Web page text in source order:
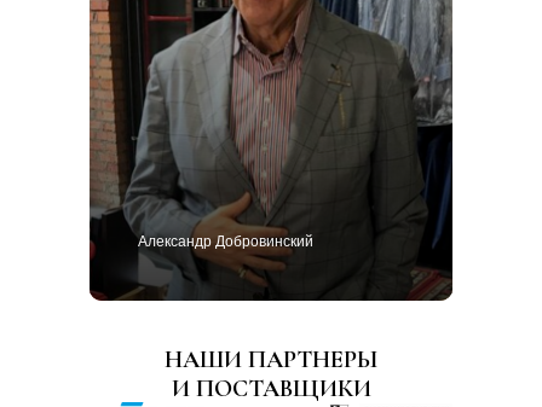
Александр Добровинский
НАШИ ПАРТНЕРЫ
И ПОСТАВЩИКИ